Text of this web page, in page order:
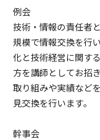
例会
技術・情報の責任者
規模で情報交換を行
化と技術経営に関す
方を講師としてお招
取り組みや実績など
見交換を行います。
幹事会